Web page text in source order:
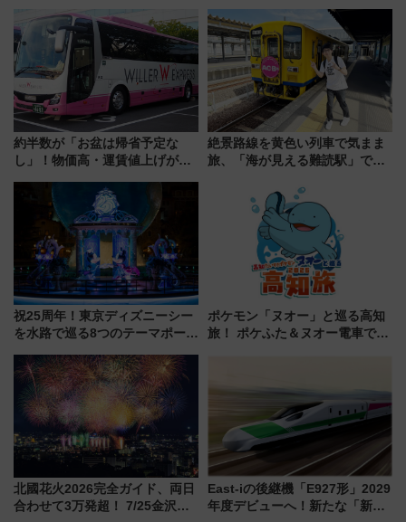
約半数が「お盆は帰省予定な
し」！物価高・運賃値上げが財
りたいけど……【WILLER お盆
帰省動向調査】
絶景路線を黄色い列車で気まま
旅、「海が見える難読駅」で幸
「新・鉄道ひとり旅」279回目
の舞台は「島原鉄道」
祝25周年！東京ディズニーシー
を水路で巡る8つのテーマポート
ポケモン「ヌオー」と巡る高知
旅！ ポケふた＆ヌオー電車で楽
北國花火2026完全ガイド、両日
合わせて3万発超！ 7/25金沢大
East-iの後継機「E927形」2029
年度デビューへ！新たな「新幹